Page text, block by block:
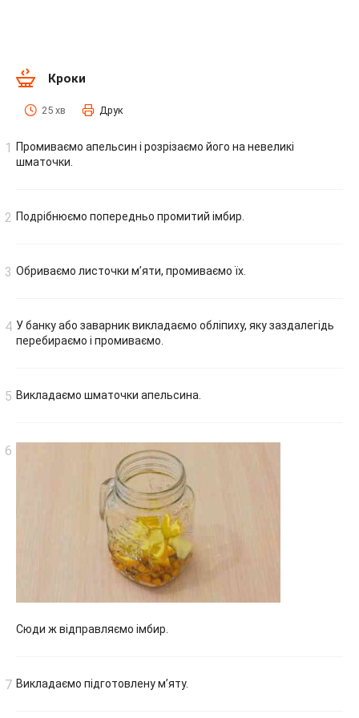
Кроки
25 хв Друк
Промиваємо апельсин і розрізаємо його на невеликі
шматочки.
Подрібнюємо попередньо промитий імбир.
Обриваємо листочки м’яти, промиваємо їх.
У банку або заварник викладаємо обліпиху, яку заздалегідь
перебираємо і промиваємо.
Викладаємо шматочки апельсина.
Сюди ж відправляємо імбир.
Викладаємо підготовлену м’яту.